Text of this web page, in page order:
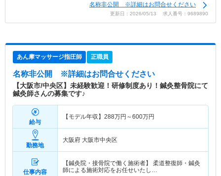
名称非公開 ※詳細はお問合せください
更新日：2026/05/13 求人番号：9689890
あん摩マッサージ指圧師 正職員
名称非公開 ※詳細はお問合せください
【大阪市/中央区】未経験歓迎！研修制度あり！鍼灸整骨院にて
鍼灸師さんの募集です♪
給与
【モデル年収】 288万円～600万円
勤務地
大阪府 大阪市中央区
仕事内容
【鍼灸院・接骨院で働く施術者】 柔道整復師・鍼灸
師による施術対応をお任せいたし…